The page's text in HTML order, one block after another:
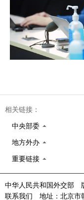
相关链接：
中央部委
地方外办
重要链接
中华人民共和国外交部
联系我们 地址：北京